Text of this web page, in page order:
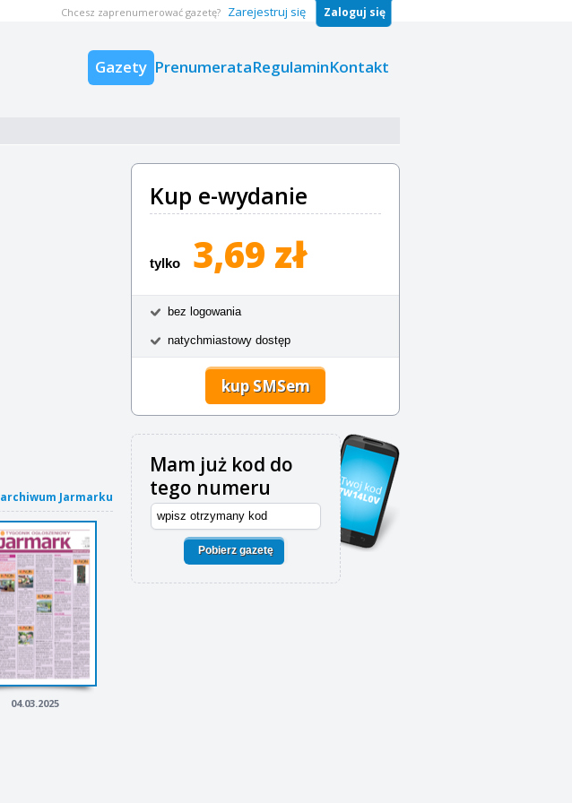
Gazety PrenumerataRegulaminKontakt
Chcesz zaprenumerować gazetę? Zarejestruj się Zaloguj się
Kup e-wydanie
tylko 3,69 zł
bez logowania
natychmiastowy dostęp
kup SMSem
Mam już kod do
tego numeru
Pobierz gazetę
archiwum Jarmarku
04.03.2025